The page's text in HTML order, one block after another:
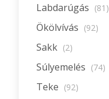
Labdarúgás (81)
Ökölvívás (92)
Sakk (2)
Súlyemelés (74)
Teke (92)